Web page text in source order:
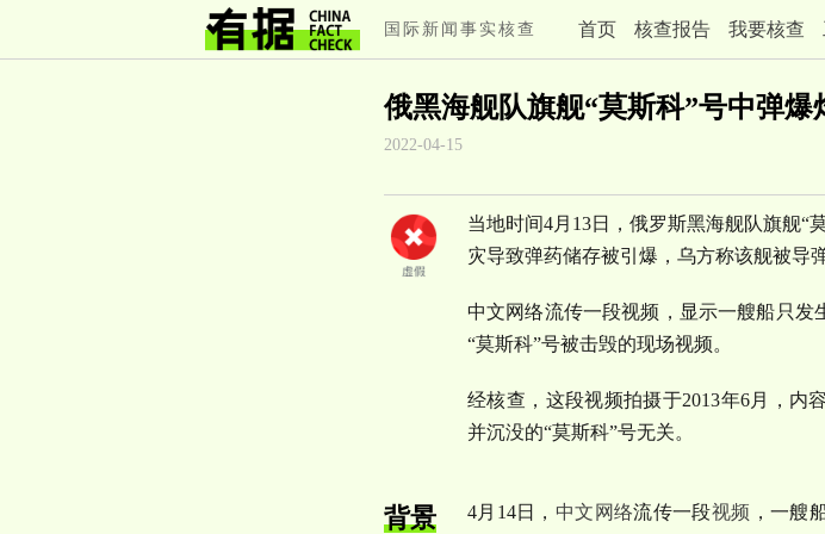
国际新闻事实核查 首页 核查报告 我要核查
俄黑海舰队旗舰“莫斯科”号中弹爆
2022-04-15
当地时间4月13日，俄罗斯黑海舰队旗舰“
灾导致弹药储存被引爆，乌方称该舰被导
中文网络流传一段视频，显示一艘船只发
“莫斯科”号被击毁的现场视频。
经核查，这段视频拍摄于2013年6月，内
并沉没的“莫斯科”号无关。
背景 4月14日， 中文网络流传一段视频 ，一艘